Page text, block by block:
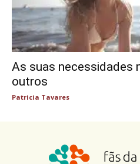
As suas necessidades
outros
Patricia Tavares